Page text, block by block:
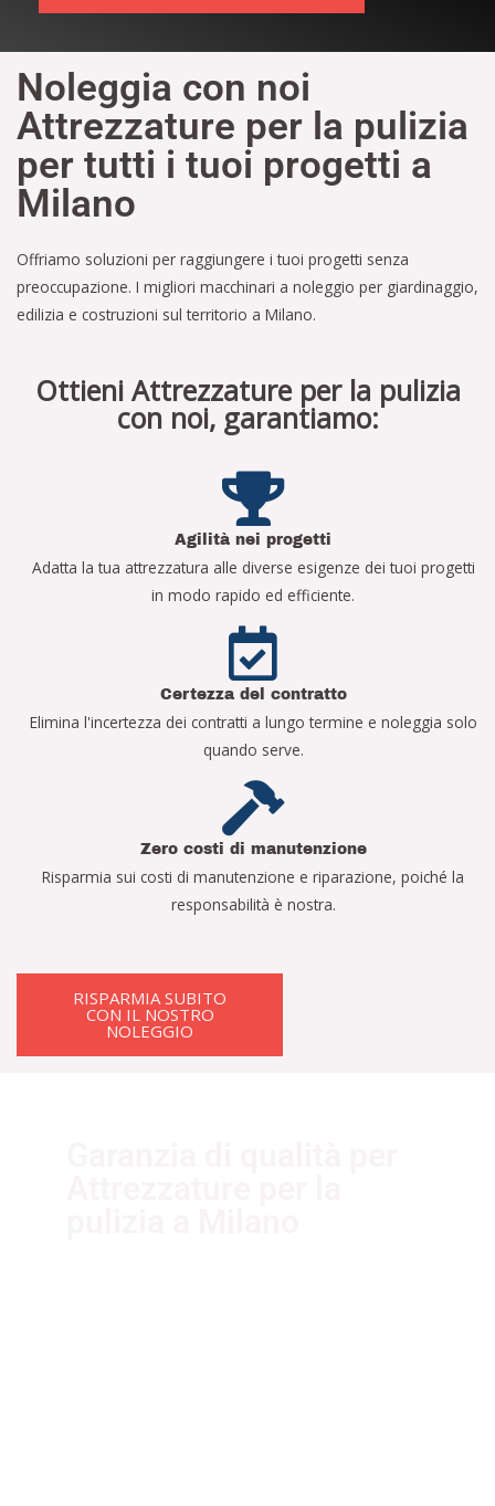
Noleggia con noi
Attrezzature per la pulizia
per tutti i tuoi progetti a
Milano
Offriamo soluzioni per raggiungere i tuoi progetti senza
preoccupazione. I migliori macchinari a noleggio per giardinaggio,
edilizia e costruzioni sul territorio a Milano.
Ottieni Attrezzature per la pulizia
con noi, garantiamo:
Agilità nei progetti
Adatta la tua attrezzatura alle diverse esigenze dei tuoi progetti
in modo rapido ed efficiente.
Certezza del contratto
Elimina l'incertezza dei contratti a lungo termine e noleggia solo
quando serve.
Zero costi di manutenzione
Risparmia sui costi di manutenzione e riparazione, poiché la
responsabilità è nostra.
RISPARMIA SUBITO
CON IL NOSTRO
NOLEGGIO